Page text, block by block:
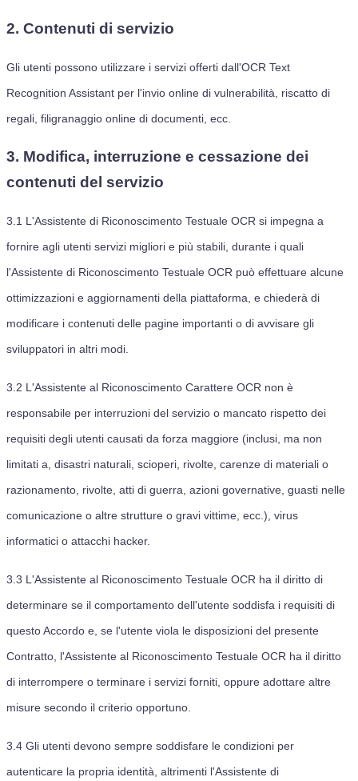
2. Contenuti di servizio
Gli utenti possono utilizzare i servizi offerti dall'OCR Text
Recognition Assistant per l'invio online di vulnerabilità, riscatto di
regali, filigranaggio online di documenti, ecc.
3. Modifica, interruzione e cessazione dei
contenuti del servizio
3.1 L'Assistente di Riconoscimento Testuale OCR si impegna a
fornire agli utenti servizi migliori e più stabili, durante i quali
l'Assistente di Riconoscimento Testuale OCR può effettuare alcune
ottimizzazioni e aggiornamenti della piattaforma, e chiederà di
modificare i contenuti delle pagine importanti o di avvisare gli
sviluppatori in altri modi.
3.2 L'Assistente al Riconoscimento Carattere OCR non è
responsabile per interruzioni del servizio o mancato rispetto dei
requisiti degli utenti causati da forza maggiore (inclusi, ma non
limitati a, disastri naturali, scioperi, rivolte, carenze di materiali o
razionamento, rivolte, atti di guerra, azioni governative, guasti nelle
comunicazione o altre strutture o gravi vittime, ecc.), virus
informatici o attacchi hacker.
3.3 L'Assistente al Riconoscimento Testuale OCR ha il diritto di
determinare se il comportamento dell'utente soddisfa i requisiti di
questo Accordo e, se l'utente viola le disposizioni del presente
Contratto, l'Assistente al Riconoscimento Testuale OCR ha il diritto
di interrompere o terminare i servizi forniti, oppure adottare altre
misure secondo il criterio opportuno.
3.4 Gli utenti devono sempre soddisfare le condizioni per
autenticare la propria identità, altrimenti l'Assistente di